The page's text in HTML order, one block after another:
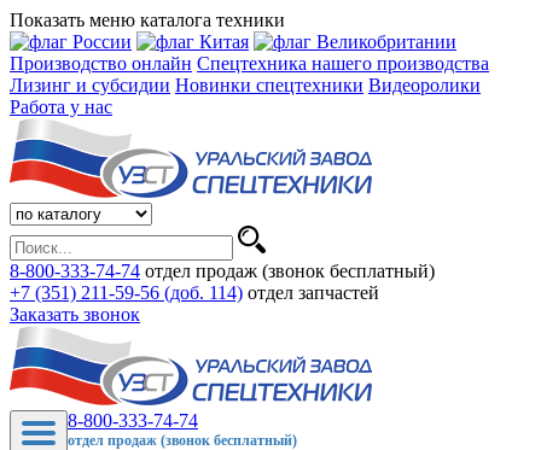
Показать меню каталога техники
Производство онлайн Спецтехника нашего производства
Лизинг и субсидии Новинки спецтехники Видеоролики
Работа у нас
8-800-333-74-74 отдел продаж (звонок бесплатный)
+7 (351) 211-59-56 (доб. 114) отдел запчастей
Заказать звонок
8-800-333-74-74
отдел продаж (звонок бесплатный)